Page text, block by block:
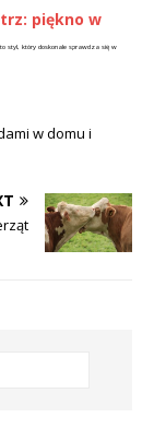
piękno w
styl, który doskonale sprawdza się w
w domu i